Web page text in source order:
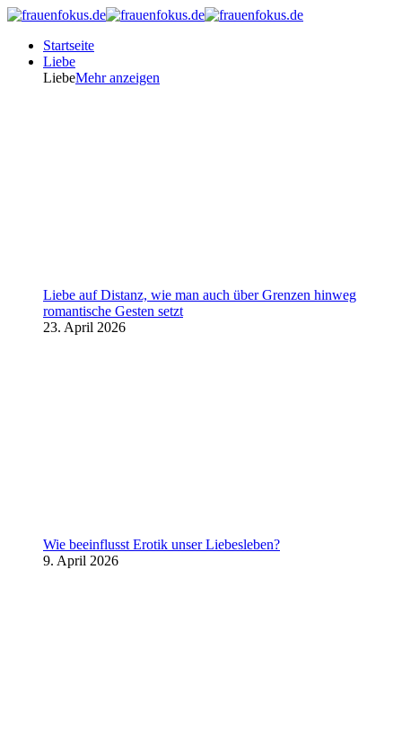
Startseite
Liebe
LiebeMehr anzeigen
Liebe auf Distanz, wie man auch über Grenzen hinweg
romantische Gesten setzt
23. April 2026
Wie beeinflusst Erotik unser Liebesleben?
9. April 2026